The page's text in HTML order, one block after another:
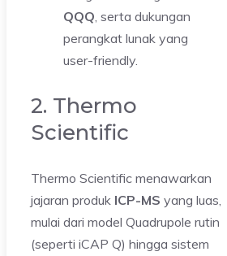
QQQ, serta dukungan
perangkat lunak yang
user-friendly.
2. Thermo
Scientific
Thermo Scientific menawarkan
jajaran produk ICP-MS yang luas,
mulai dari model Quadrupole rutin
(seperti iCAP Q) hingga sistem